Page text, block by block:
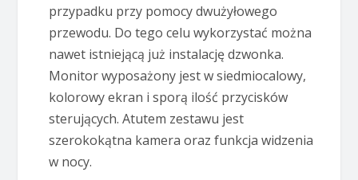
przypadku przy pomocy dwużyłowego
przewodu. Do tego celu wykorzystać można
nawet istniejącą już instalację dzwonka.
Monitor wyposażony jest w siedmiocalowy,
kolorowy ekran i sporą ilość przycisków
sterujących. Atutem zestawu jest
szerokokątna kamera oraz funkcja widzenia
w nocy.